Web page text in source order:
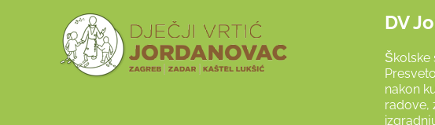
DV
Školske
nakon
radove,